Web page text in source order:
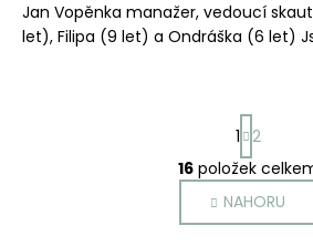
Jan Vopěnka manažer, vedoucí
let), Filipa (9 let) a Ondráška (6 let)
O
v
l
S
t
r
á
n
k
1 2
16položek
NAHORU